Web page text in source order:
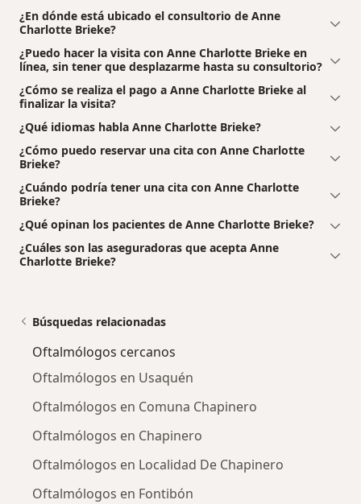
¿En dónde está ubicado el consultorio de Anne
Charlotte Brieke?
¿Puedo hacer la visita con Anne Charlotte Brieke en
línea, sin tener que desplazarme hasta su consultorio?
¿Cómo se realiza el pago a Anne Charlotte Brieke al
finalizar la visita?
¿Qué idiomas habla Anne Charlotte Brieke?
¿Cómo puedo reservar una cita con Anne Charlotte
Brieke?
¿Cuándo podría tener una cita con Anne Charlotte
Brieke?
¿Qué opinan los pacientes de Anne Charlotte Brieke?
¿Cuáles son las aseguradoras que acepta Anne
Charlotte Brieke?
Búsquedas relacionadas
Oftalmólogos cercanos
Oftalmólogos en Usaquén
Oftalmólogos en Comuna Chapinero
Oftalmólogos en Chapinero
Oftalmólogos en Localidad De Chapinero
Oftalmólogos en Fontibón